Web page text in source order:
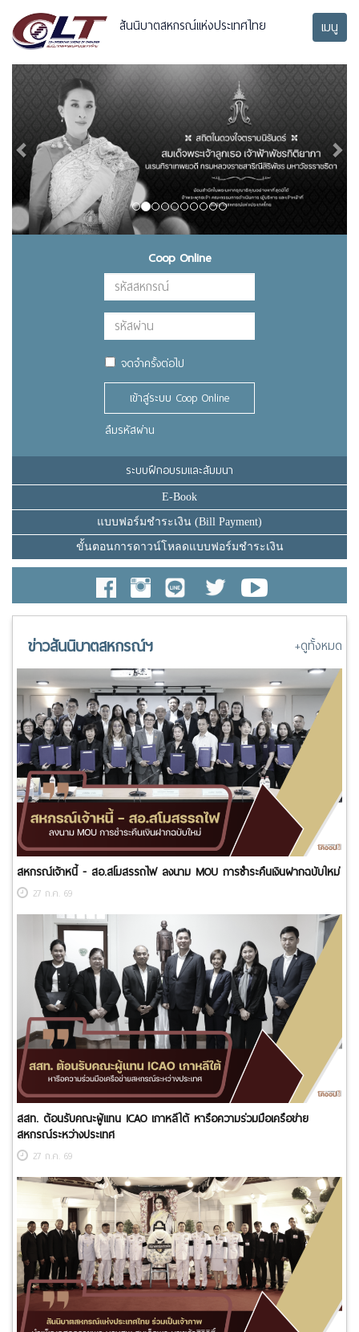
สันนิบาตสหกรณ์แห่งประเทศไทย เมนู
Previous Next
Coop Online
จดจำครั้งต่อไป
เข้าสู่ระบบ Coop Online
ลืมรหัสผ่าน
ระบบฝึกอบรมและสัมมนา
E-Book
แบบฟอร์มชำระเงิน (Bill Payment)
ขั้นตอนการดาวน์โหลดแบบฟอร์มชำระเงิน
ข่าวสันนิบาตสหกรณ์ฯ +ดูทั้งหมด
สหกรณ์เจ้าหนี้ - สอ.สโมสรรถไฟ ลงนาม MOU การชำระคืนเงินฝากฉบับใหม่
27 ก.ค. 69
สสท. ต้อนรับคณะผู้แทน ICAO เกาหลีใต้ หารือความร่วมมือเครือข่าย
สหกรณ์ระหว่างประเทศ
27 ก.ค. 69